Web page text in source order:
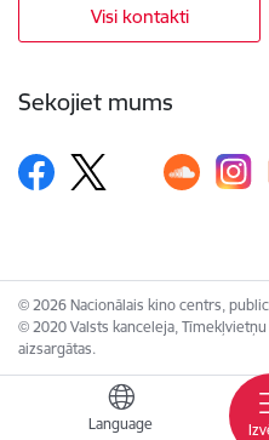
Language
Visi kontakti
Sekojiet mums
© 2026 Nacionālais kino centrs,
© 2020 Valsts kanceleja,
aizsargātas.